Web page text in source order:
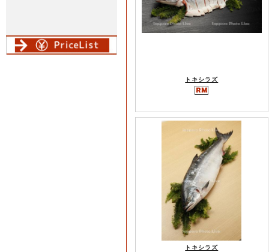
トキシラズ
トキシラズ